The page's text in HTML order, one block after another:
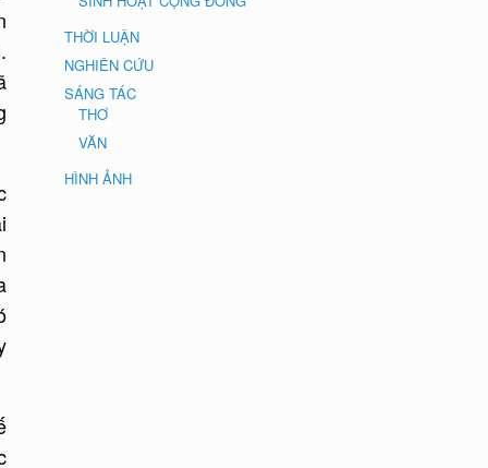
THỜI LUẬN
NGHIÊN CỨU
SÁNG TÁC
THƠ
VĂN
HÌNH ẢNH